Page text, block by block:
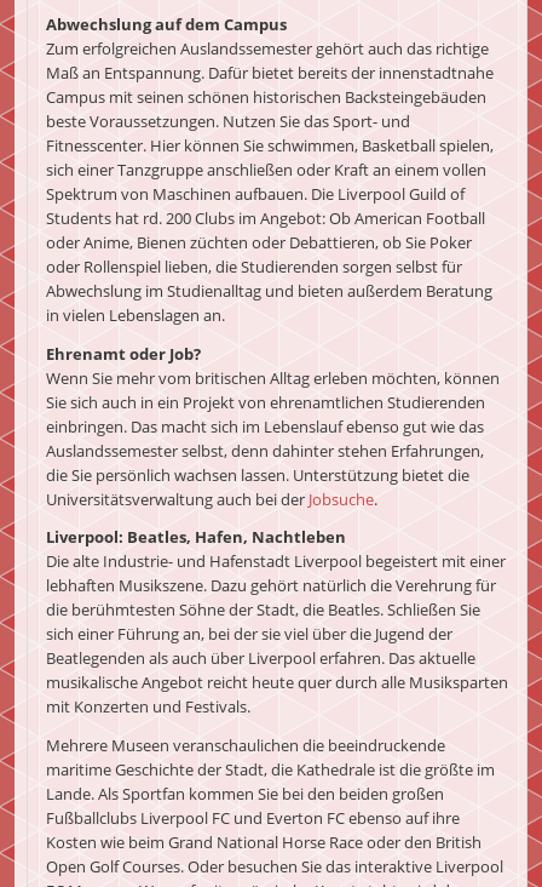
Abwechslung auf dem Campus
Zum erfolgreichen Auslandssemester gehört auch das richtige
Maß an Entspannung. Dafür bietet bereits der innenstadtnahe
Campus mit seinen schönen historischen Backsteingebäuden
beste Voraussetzungen. Nutzen Sie das Sport- und
Fitnesscenter. Hier können Sie schwimmen, Basketball spielen,
sich einer Tanzgruppe anschließen oder Kraft an einem vollen
Spektrum von Maschinen aufbauen. Die Liverpool Guild of
Students hat rd. 200 Clubs im Angebot: Ob American Football
oder Anime, Bienen züchten oder Debattieren, ob Sie Poker
oder Rollenspiel lieben, die Studierenden sorgen selbst für
Abwechslung im Studienalltag und bieten außerdem Beratung
in vielen Lebenslagen an.
Ehrenamt oder Job?
Wenn Sie mehr vom britischen Alltag erleben möchten, können
Sie sich auch in ein Projekt von ehrenamtlichen Studierenden
einbringen. Das macht sich im Lebenslauf ebenso gut wie das
Auslandssemester selbst, denn dahinter stehen Erfahrungen,
die Sie persönlich wachsen lassen. Unterstützung bietet die
Universitätsverwaltung auch bei derJobsuche.
Liverpool: Beatles, Hafen, Nachtleben
Die alte Industrie- und Hafenstadt Liverpool begeistert mit einer
lebhaften Musikszene. Dazu gehört natürlich die Verehrung für
die berühmtesten Söhne der Stadt, die Beatles. Schließen Sie
sich einer Führung an, bei der sie viel über die Jugend der
Beatlegenden als auch über Liverpool erfahren. Das aktuelle
musikalische Angebot reicht heute quer durch alle Musiksparten
mit Konzerten und Festivals.
Mehrere Museen veranschaulichen die beeindruckende
maritime Geschichte der Stadt, die Kathedrale ist die größte im
Lande. Als Sportfan kommen Sie bei den beiden großen
Fußballclubs Liverpool FC und Everton FC ebenso auf ihre
Kosten wie beim Grand National Horse Race oder den British
Open Golf Courses. Oder besuchen Sie das interaktive Liverpool